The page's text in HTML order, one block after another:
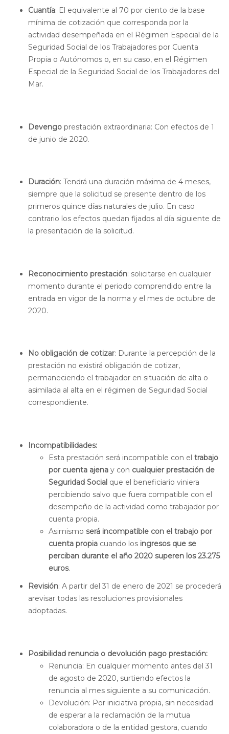
Cuantía: El equivalente al 70 por ciento de la base
mínima de cotización que corresponda por la
actividad desempeñada en el Régimen Especial de la
Seguridad Social de los Trabajadores por Cuenta
Propia o Autónomos o, en su caso, en el Régimen
Especial de la Seguridad Social de los Trabajadores del
Mar.
Devengo prestación extraordinaria: Con efectos de 1
de junio de 2020.
Duración: Tendrá una duración máxima de 4 meses,
siempre que la solicitud se presente dentro de los
primeros quince días naturales de julio. En caso
contrario los efectos quedan fijados al día siguiente de
la presentación de la solicitud.
Reconocimiento prestación: solicitarse en cualquier
momento durante el periodo comprendido entre la
entrada en vigor de la norma y el mes de octubre de
2020.
No obligación de cotizar: Durante la percepción de la
prestación no existirá obligación de cotizar,
permaneciendo el trabajador en situación de alta o
asimilada al alta en el régimen de Seguridad Social
correspondiente.
Incompatibilidades:
Esta prestación será incompatible con el trabajo
por cuenta ajena y con cualquier prestación de
Seguridad Social que el beneficiario viniera
percibiendo salvo que fuera compatible con el
desempeño de la actividad como trabajador por
cuenta propia.
Asimismo será incompatible con el trabajo por
cuenta propia cuando los ingresos que se
perciban durante el año 2020 superen los 23.275
euros.
Revisión: A partir del 31 de enero de 2021 se procederá
arevisar todas las resoluciones provisionales
adoptadas.
Posibilidad renuncia o devolución pago prestación:
Renuncia: En cualquier momento antes del 31
de agosto de 2020, surtiendo efectos la
renuncia al mes siguiente a su comunicación.
Devolución: Por iniciativa propia, sin necesidad
de esperar a la reclamación de la mutua
colaboradora o de la entidad gestora, cuando